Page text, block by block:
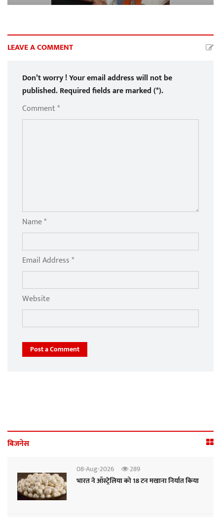
LEAVE A COMMENT
Don’t worry ! Your email address will not be
published. Required fields are marked (*).
Comment *
Name *
Email Address *
Website
Post a Comment
बिजनेस
08-Aug-2026
289
भारत ने ऑस्ट्रेलिया को 18 टन मखाना निर्यात किया